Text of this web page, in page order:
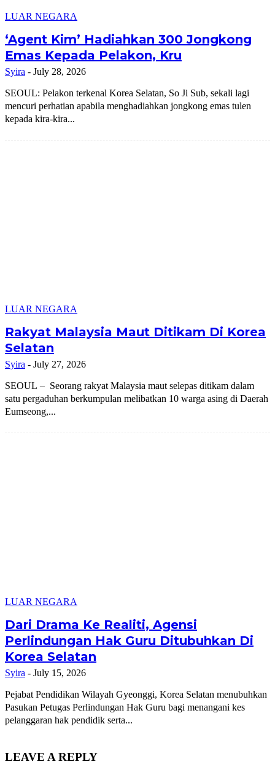
LUAR NEGARA
‘Agent Kim’ Hadiahkan 300 Jongkong
Emas Kepada Pelakon, Kru
Syira - July 28, 2026
SEOUL: Pelakon terkenal Korea Selatan, So Ji Sub, sekali lagi
mencuri perhatian apabila menghadiahkan jongkong emas tulen
kepada kira-kira...
LUAR NEGARA
Rakyat Malaysia Maut Ditikam Di Korea
Selatan
Syira - July 27, 2026
SEOUL – Seorang rakyat Malaysia maut selepas ditikam dalam
satu pergaduhan berkumpulan melibatkan 10 warga asing di Daerah
Eumseong,...
LUAR NEGARA
Dari Drama Ke Realiti, Agensi
Perlindungan Hak Guru Ditubuhkan Di
Korea Selatan
Syira - July 15, 2026
Pejabat Pendidikan Wilayah Gyeonggi, Korea Selatan menubuhkan
Pasukan Petugas Perlindungan Hak Guru bagi menangani kes
pelanggaran hak pendidik serta...
LEAVE A REPLY